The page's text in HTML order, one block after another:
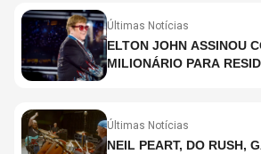
Últimas Notícias
ELTON JOHN ASSINOU
MILIONÁRIO PARA
Últimas Notícias
NEIL PEART, DO RUSH,